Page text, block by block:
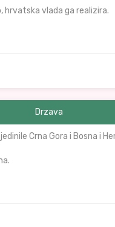
vlada ga realizira.
Drzava
Crna Gora i Bosna i